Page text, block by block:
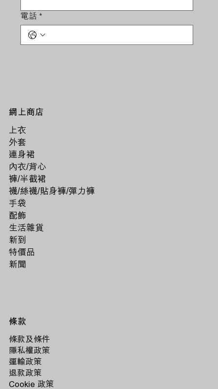
電話 *
上衣
外套
連身裙
內衣/背心
褲/半截裙
襪/絲襪/貼身褲/彈力褲
手袋
配飾
生活雜貨
新到
特價品
新聞
網上商店
條款及條件
隱私權政策
運輸政策
退款政策
Cookie 政策
條款